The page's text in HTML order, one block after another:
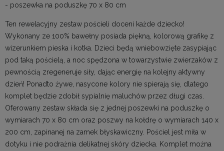
- poszewka na poduszkę 70 x 80 cm
Ten rewelacyjny zestaw pościeli doceni każde dziecko!
Wykonany ze 100% bawełny posiada piękną, kolorową grafikę z
wizerunkiem pieska i kotka. Dzieci będą wniebowzięte zasypiając
pod taką pościelą, a noc spędzona w towarzystwie zwierzaków z
pewnością zregeneruje siły, dając energię na kolejny aktywny
dzień! Ponadto żywe, nasycone kolory nie spierają się, dlatego
komplet będzie zdobił sypialnię maluchów przez długi czas.
Oferowany zestaw składa się z jednej poszewki na poduszkę o
wymiarach 70 x 80 cm oraz poszwy na kołdrę o wymiarach 140 x
200 cm, zapinanej na zamek błyskawiczny. Pościel jest miła w
dotyku i nie podrażnia delikatnej skóry dziecka. Komplet można